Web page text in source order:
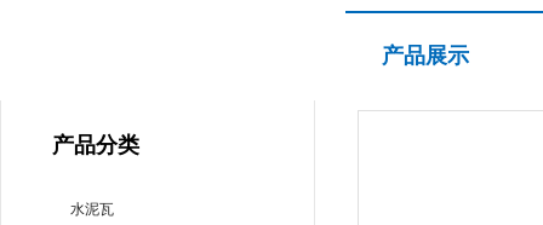
产品分类
水泥瓦
产品展示